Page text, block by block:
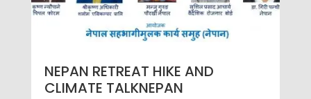
NEPAN RETREAT HIKE AND
CLIMATE TALKNEPAN